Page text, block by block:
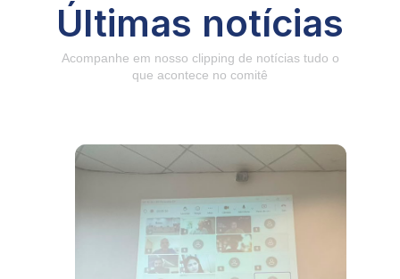
Últimas notícias
Acompanhe em nosso clipping de notícias tudo o
que acontece no comitê